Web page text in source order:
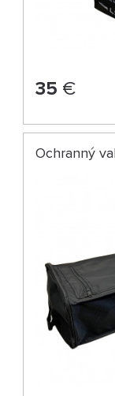
35 €
Ochranný